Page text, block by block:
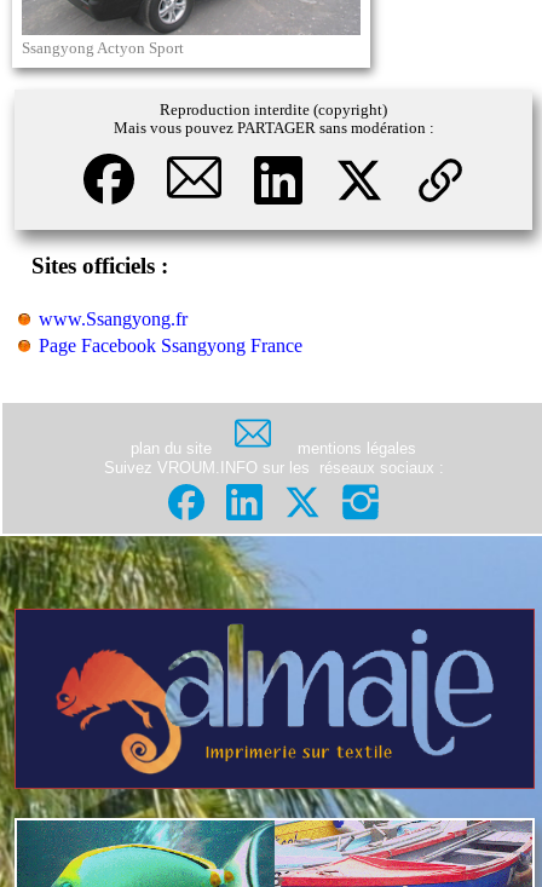
Ssangyong Actyon Sport
Reproduction interdite (copyright)
Mais vous pouvez PARTAGER sans modération :
Sites officiels :
www.Ssangyong.fr
Page Facebook Ssangyong France
plan du site
mentions légales
Suivez VROUM.INFO sur les
réseaux sociaux :